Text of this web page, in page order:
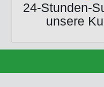
24-Stunden-
unsere